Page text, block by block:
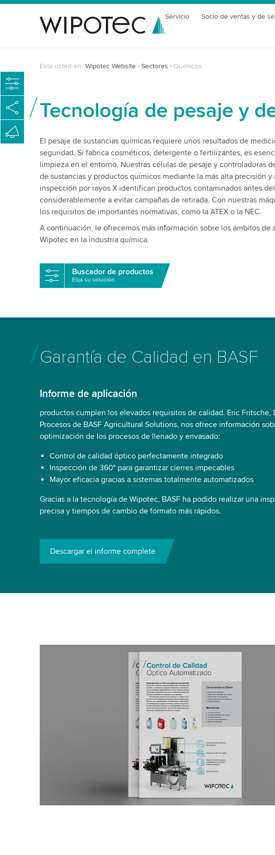
Servicio Socio de ventas y de
Está usted en: Wipotec Website Sectores Químicos
Tecnología de pesaje y
El pesaje de sustancias químicas requiere unos resultados de
seguridad. Si fabrica cosméticos, detergente o fertilizantes, es
limpieza en el entorno. Nuestras células de pesaje y controladoras
de sustancias y productos químicos mediante la más alta precisión
inspección por rayos X identifican productos contaminados antes
considerablemente a evitar campañas de retirada. Con nuestras
los requisitos de importantes normativas, como la ATEX o la NEC.
A continuación, le ofrecemos más información sobre los ámbitos
Wipotec en la industria química.
Buscador de productos
Elija su solución
Garantía de Calidad en BASF
Informe de aplicación
productos cumplen los elevados requisitos de calidad. Eric Fritsche,
Procesos de BASF Agricultural Solutions, nos ofrece información
optimización de los procesos de llenado y envasado:
Control de calidad óptico perfectamente integrado
Inspección de 360° para garantizar cierres impecables
Mayor eficacia gracias a sistemas totalmente automatizados
Gracias a la tecnología de Wipotec, BASF ha podido realizar una
precisa y tiempos de cambio de formato más rápidos.
Descargar el informe complete